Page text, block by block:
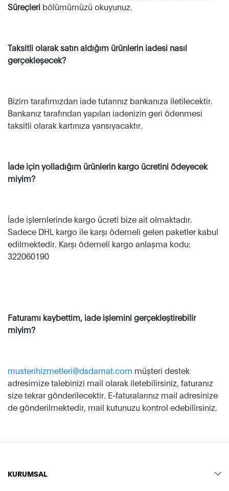
Süreçleri bölümümüzü okuyunuz.
Taksitli olarak satın aldığım ürünlerin iadesi nasıl
gerçekleşecek?
Bizim tarafımızdan iade tutarınız bankanıza iletilecektir.
Bankanız tarafından yapılan iadenizin geri ödenmesi
taksitli olarak kartınıza yansıyacaktır.
İade için yolladığım ürünlerin kargo ücretini ödeyecek
miyim?
İade işlemlerinde kargo ücreti bize ait olmaktadır.
Sadece DHL kargo ile karşı ödemeli gelen paketler kabul
edilmektedir. Karşı ödemeli kargo anlaşma kodu:
322060190
Faturamı kaybettim, iade işlemini gerçekleştirebilir
miyim?
musterihizmetleri@dsdamat.com müşteri destek
adresimize talebinizi mail olarak iletebilirsiniz, faturanız
size tekrar gönderilecektir. E-faturalarınız mail adresinize
de gönderilmektedir, mail kutunuzu kontrol edebilirsiniz.
KURUMSAL